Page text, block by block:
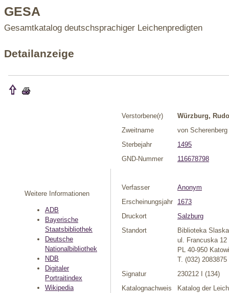
GESA
Gesamtkatalog deutschsprachiger Leichenpredigten
Detailanzeige
Weitere Informationen
ADB
Bayerische
Staatsbibliothek
Deutsche
Nationalbibliothek
NDB
Digitaler
Portraitindex
Wikipedia
Verstorbene(r)
Würzburg,
Zweitname
von Scherenberg
Sterbejahr
1495
GND-Nummer
116678798
Verfasser
Anonym
Erscheinungsjahr
1673
Druckort
Salzburg
Standort
Biblioteka Slaska
ul. Francuska 12
PL 40-950
T. (032) 2083875
Signatur
230212 I (134)
Katalognachweis
Katalog der